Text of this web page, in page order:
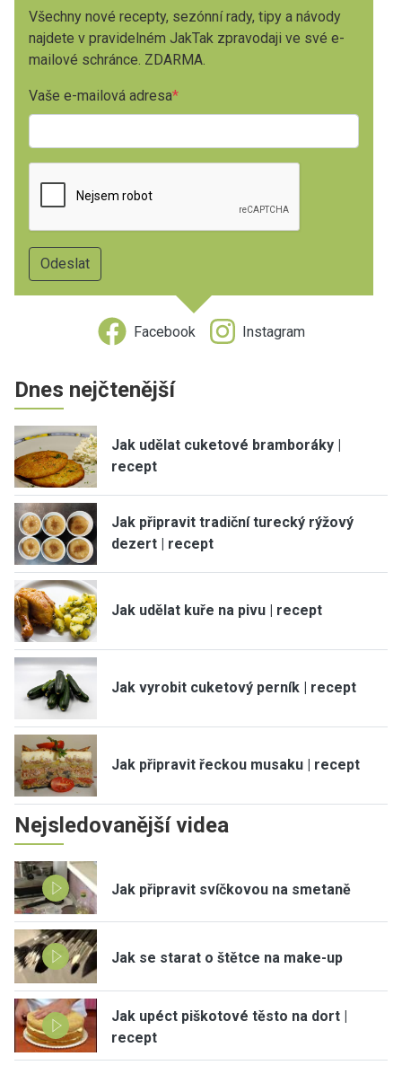
Všechny nové recepty, sezónní rady, tipy a návody
najdete v pravidelném JakTak zpravodaji ve své e-
mailové schránce. ZDARMA.
Vaše e-mailová adresa
Facebook Instagram
Dnes nejčtenější
Jak udělat cuketové bramboráky |
recept
Jak připravit tradiční turecký rýžový
dezert | recept
Jak udělat kuře na pivu | recept
Jak vyrobit cuketový perník | recept
Jak připravit řeckou musaku | recept
Nejsledovanější videa
Jak připravit svíčkovou na smetaně
Jak se starat o štětce na make-up
Jak upéct piškotové těsto na dort |
recept